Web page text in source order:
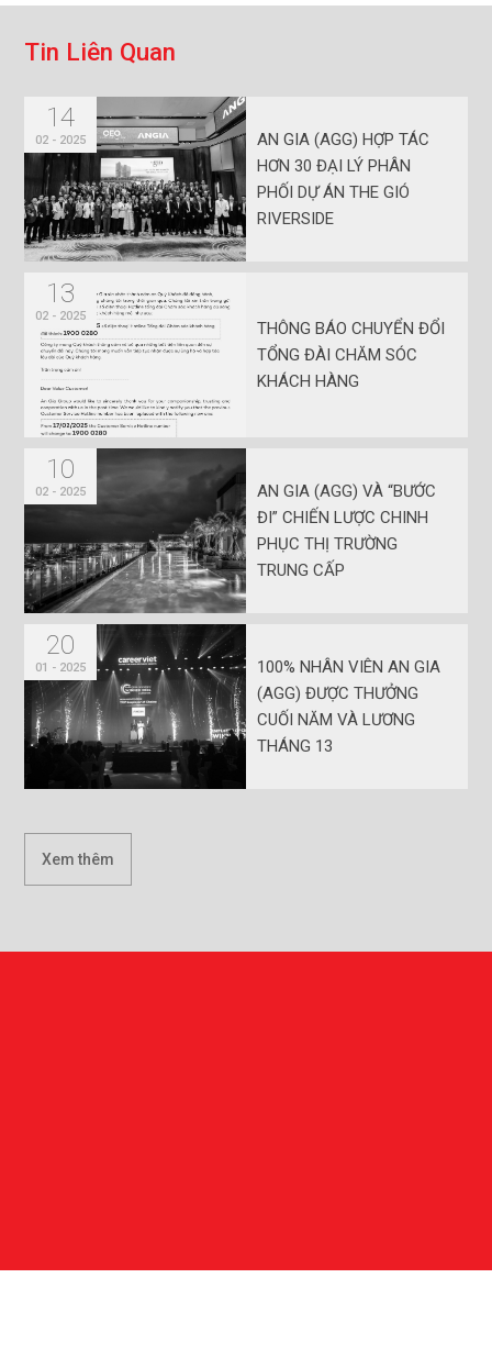
Tin Liên Quan
14
02 - 2025
AN GIA (AGG) HỢP TÁC
HƠN 30 ĐẠI LÝ PHÂN
PHỐI DỰ ÁN THE GIÓ
RIVERSIDE
13
02 - 2025
THÔNG BÁO CHUYỂN ĐỔI
TỔNG ĐÀI CHĂM SÓC
KHÁCH HÀNG
10
02 - 2025
AN GIA (AGG) VÀ “BƯỚC
ĐI” CHIẾN LƯỢC CHINH
PHỤC THỊ TRƯỜNG
TRUNG CẤP
20
01 - 2025
100% NHÂN VIÊN AN GIA
(AGG) ĐƯỢC THƯỞNG
CUỐI NĂM VÀ LƯƠNG
THÁNG 13
Xem thêm